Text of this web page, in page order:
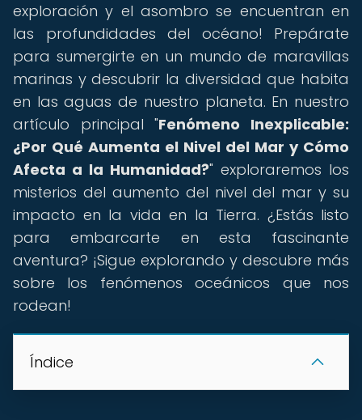
exploración y el asombro se encuentran en
las profundidades del océano! Prepárate
para sumergirte en un mundo de maravillas
marinas y descubrir la diversidad que habita
en las aguas de nuestro planeta. En nuestro
artículo principal "Fenómeno Inexplicable:
¿Por Qué Aumenta el Nivel del Mar y Cómo
Afecta a la Humanidad?" exploraremos los
misterios del aumento del nivel del mar y su
impacto en la vida en la Tierra. ¿Estás listo
para embarcarte en esta fascinante
aventura? ¡Sigue explorando y descubre más
sobre los fenómenos oceánicos que nos
rodean!
Índice